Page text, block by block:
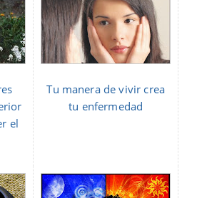
el
Tu manera de vivir crea
tu enfermedad